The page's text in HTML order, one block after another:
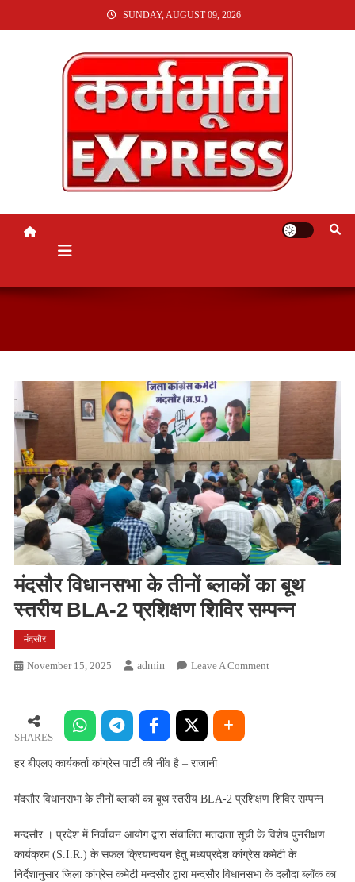
TO
SUNDAY, AUGUST 09, 2026
KARMABHUMI EXPRESS
मंदसौर विधानसभा के तीनों ब्लाकों का बूथ
स्तरीय BLA-2 प्रशिक्षण शिविर सम्पन्न
मंदसौर
November 15, 2025 Admin Leave A CommentOn
स्तरीय
2
प्रशिक्षण
शिविर
SHARES
हर बीएलए कार्यकर्ता कांग्रेस पार्टी की नींव है – राजानी
मंदसौर विधानसभा के तीनों ब्लाकों का बूथ स्तरीय BLA-2 प्रशिक्षण शिविर सम्पन्न
मन्दसौर । प्रदेश में निर्वाचन आयोग द्वारा संचालित मतदाता सूची के विशेष पुनरीक्षण
कार्यक्रम (S.I.R.) के सफल क्रियान्वयन हेतु मध्यप्रदेश कांग्रेस कमेटी के
निर्देशानुसार जिला कांग्रेस कमेटी मन्दसौर द्वारा मन्दसौर विधानसभा के दलौदा ब्लॉक का